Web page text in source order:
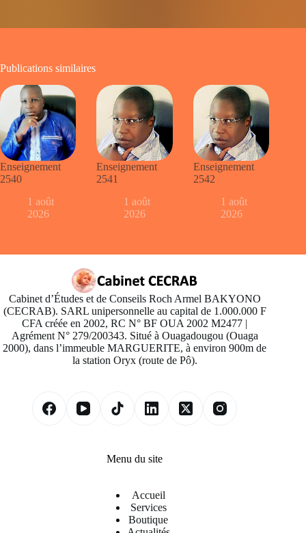
Publications similaires
Enseignement
2540
1 août
2026
Enseignement
2541
1 août
2026
Enseignement
2542
1 août
2026
Cabinet d’Études et de Conseils Roch Armel BAKYONO
(CECRAB). SARL unipersonnelle au capital de 1.000.000 F
CFA créée en 2002, RC N° BF OUA 2002 M2477 |
Agrément N° 279/200343. Situé à Ouagadougou (Ouaga
2000), dans l’immeuble MARGUERITE, à environ 900m de
la station Oryx (route de Pô).
Menu du site
Accueil
Services
Boutique